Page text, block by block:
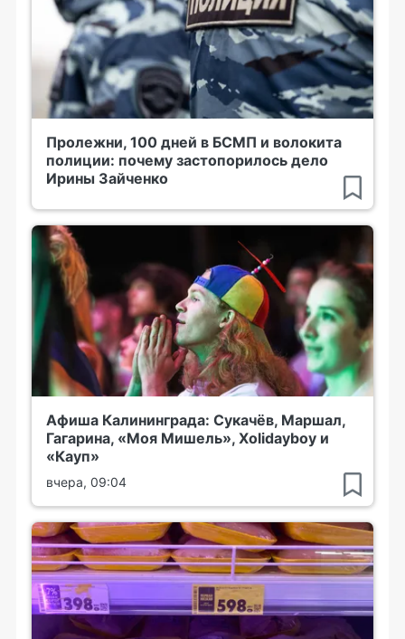
Пролежни, 100 дней в БСМП и волокита
полиции: почему застопорилось дело
Ирины Зайченко
Афиша Калининграда: Сукачёв, Маршал,
Гагарина, «Моя Мишель», Xolidayboy и
«Кауп»
вчера, 09:04